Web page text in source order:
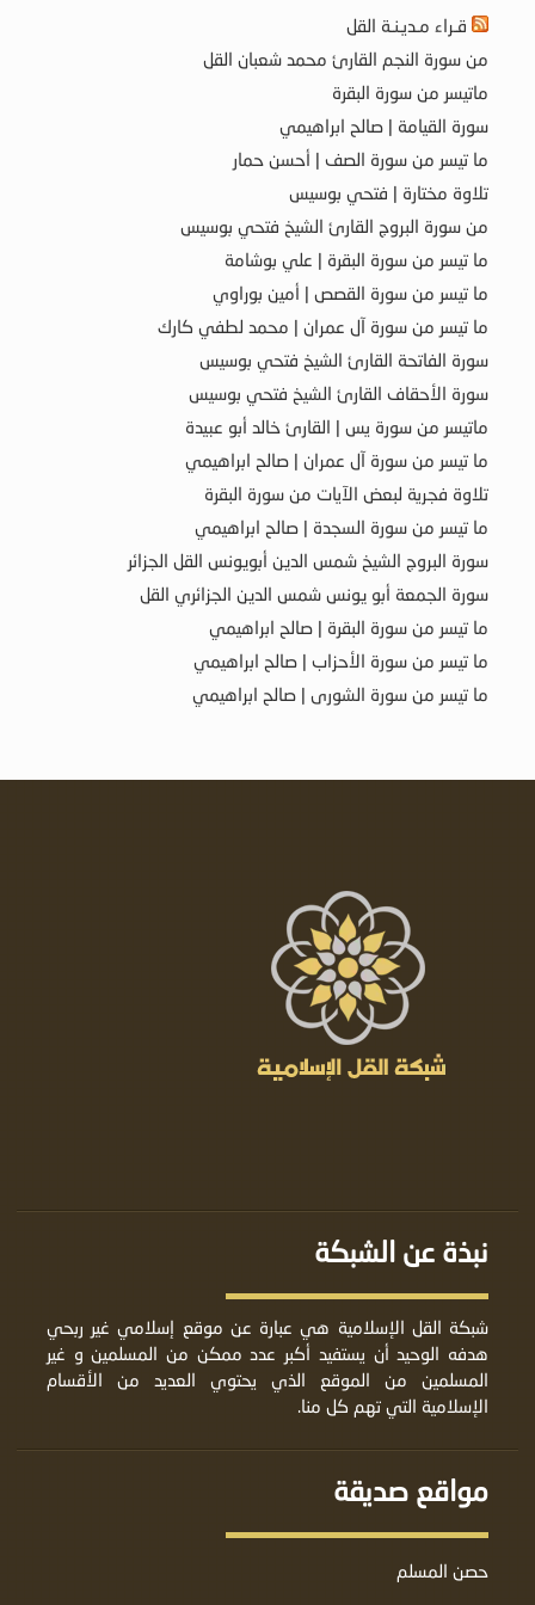
قـراء مـديـنـة القل
من سورة النجم القارئ محمد شعبان القل
ماتيسر من سورة البقرة
سورة القيامة | صالح ابراهيمي
ما تيسر من سورة الصف | أحسن حمار
تلاوة مختارة | فتحي بوسيس
من سورة البروج القارئ الشيخ فتحي بوسيس
ما تيسر من سورة البقرة | علي بوشامة
ما تيسر من سورة القصص | أمين بوراوي
ما تيسر من سورة آل عمران | محمد لطفي كارك
سورة الفاتحة القارئ الشيخ فتحي بوسيس
سورة الأحقاف القارئ الشيخ فتحي بوسيس
ماتيسر من سورة يس | القارئ خالد أبو عبيدة
ما تيسر من سورة آل عمران | صالح ابراهيمي
تلاوة فجرية لبعض الآيات من سورة البقرة
ما تيسر من سورة السجدة | صالح ابراهيمي
سورة البروج الشيخ شمس الدين أبويونس القل الجزائر
سورة الجمعة أبو يونس شمس الدين الجزائري القل
ما تيسر من سورة البقرة | صالح ابراهيمي
ما تيسر من سورة الأحزاب | صالح ابراهيمي
ما تيسر من سورة الشورى | صالح ابراهيمي
نبذة عن الشبكة
شبكة القل الإسلامية هي عبارة عن موقع إسلامي غير ربحي
هدفه الوحيد أن يستفيد أكبر عدد ممكن من المسلمين و غير
المسلمين من الموقع الذي يحتوي العديد من الأقسام
الإسلامية التي تهم كل منا.
مواقع صديقة
حصن المسلم